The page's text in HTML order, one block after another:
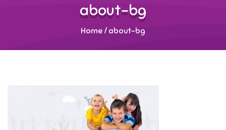
about-bg
Home / about-bg